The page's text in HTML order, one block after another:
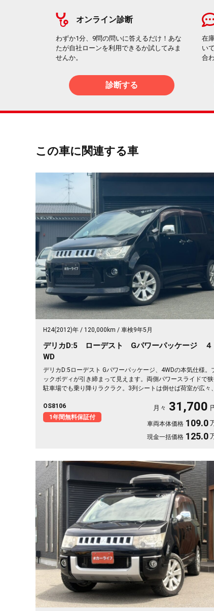
オンライン診断
わずか1分、9問の問いに答えるだけ！あな
たが自社ローンを利用できるか試してみま
せんか。
診断する
在
い
合
この車に関連する車
H24(2012)年 120,000km 車検9年5月
デリカD:5 ローデスト Gパワーパッケージ ４
WD
デリカD:5ローデスト Gパワーパッケージ、4WDの本気仕様。
ックボディが引き締まって見えます。両側パワースライドで
駐車場でも乗り降りラクラク。3列シートは倒せば荷室が広々
きな車体もスッと駐車OK。雪道もアウトドアも仲間との遠出
これ一台で頼れる相棒に🚗✨💺🙌。安心して長く乗れる《1年保
OS8106
1年間無料保証付
月々 31,700
車両本体価格 109.0
現金一括価格 125.0